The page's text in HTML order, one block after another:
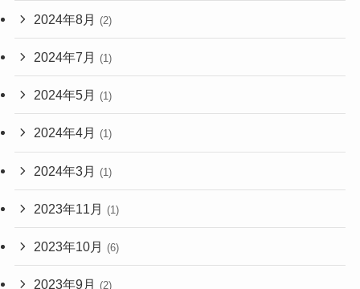
2024年8月 (2)
2024年7月 (1)
2024年5月 (1)
2024年4月 (1)
2024年3月 (1)
2023年11月 (1)
2023年10月 (6)
2023年9月 (2)